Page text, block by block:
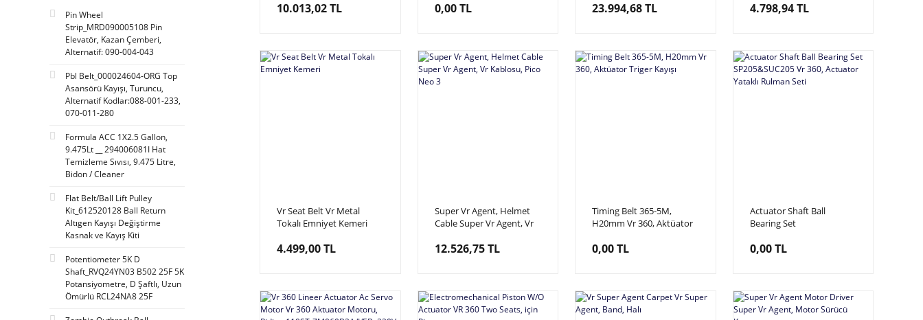
Pin Wheel
Strip_MRD090005108 Pin
Elevatör, Kazan Çemberi,
Alternatif: 090-004-043
Pbl Belt_000024604-ORG Top
Asansörü Kayışı, Turuncu,
Alternatif Kodlar:088-001-233,
070-011-280
Formula ACC 1X2.5 Gallon,
9.475Lt __ 294006081I Hat
Temizleme Sıvısı, 9.475 Litre,
Bidon / Cleaner
Flat Belt/Ball Lift Pulley
Kit_612520128 Ball Return
Altıgen Kayışı Değiştirme
Kasnak ve Kayış Kiti
Potentiometer 5K D
Shaft_RVQ24YN03 B502 25F 5K
Potansiyometre, D Şaftlı, Uzun
Ömürlü RCL24NA8 25F
10.013,02 TL
Gear: 2GN-20K-D8-C&
0,00 TL 23.994,68 TL 4.798,94 TL
Vr Seat Belt Vr Metal
Tokalı Emniyet Kemeri
4.499,00 TL
Super Vr Agent, Helmet
Cable Super Vr Agent, Vr
12.526,75 TL
Timing Belt 365-5M,
H20mm Vr 360, Aktüator
0,00 TL
Actuator Shaft Ball
Bearing Set
Actuator Yataklı Rulman
0,00 TL